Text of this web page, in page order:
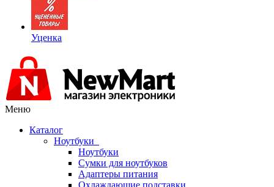
Уценка
Меню
Каталог
Ноутбуки
Ноутбуки
Сумки для ноутбуков
Адаптеры питания
Охлаждающие подставки